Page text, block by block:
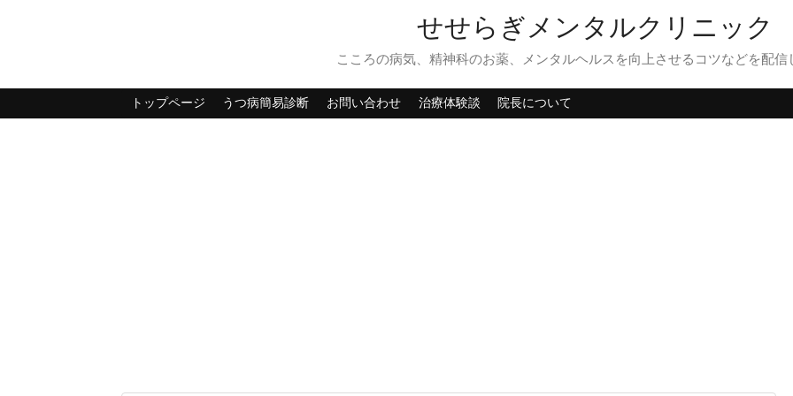
せせらぎメンタルクリニック
こころの病気、精神科のお薬、メンタルヘルスを向上させるコツなどを配信
トップページ うつ病簡易診断 お問い合わせ 治療体験談 院長について